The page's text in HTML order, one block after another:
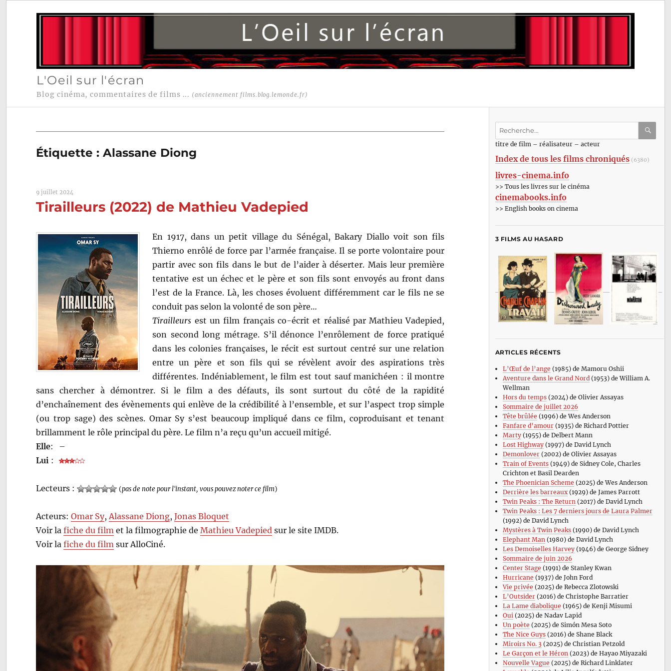
L'Oeil sur l'écran
Blog cinéma, commentaires de films ... (anciennement films.blog.lemonde.fr)
Étiquette :Alassane Diong
9 juillet 2024
Tirailleurs (2022) de Mathieu Vadepied
En 1917, dans un petit village du Sénégal, Bakary Diallo voit son fils
Thierno enrôlé de force par l’armée française. Il se porte volontaire pour
partir avec son fils dans le but de l’aider à déserter. Mais leur première
tentative est un échec et le père et son fils sont envoyés au front dans
l’est de la France. Là, les choses évoluent différemment car le fils ne se
conduit pas selon la volonté de son père…
Tirailleurs est un film français co-écrit et réalisé par Mathieu Vadepied,
son second long métrage. S’il dénonce l’enrôlement de force pratiqué
dans les colonies françaises, le récit est surtout centré sur une relation
entre un père et son fils qui se révèlent avoir des aspirations très
différentes. Indéniablement, le film est tout sauf manichéen : il montre
sans chercher à démontrer. Si le film a des défauts, ils sont surtout du côté de la rapidité
d’enchaînement des évènements qui enlève de la crédibilité à l’ensemble, et sur l’aspect trop simple
(ou trop sage) des scènes. Omar Sy s’est beaucoup impliqué dans ce film, coproduisant et tenant
brillamment le rôle principal du père. Le film n’a reçu qu’un accueil mitigé.
Elle:
–
Lui :
Lecteurs : (pas de note pour l'instant, vous pouvez noter ce film)
Acteurs:Omar Sy, Alassane Diong,Jonas Bloquet
Voir lafiche du film et la filmographie deMathieu Vadepied sur le site IMDB.
Voir lafiche du film sur AlloCiné.
Recherche
:titre de film – réalisateur – acteur
Index de tous les films chroniqués (6380)
livres-cinema.info
>> Tous les livres sur le cinéma
cinemabooks.info
>> English books on cinema
3 FILMS AU HASARD
ARTICLES RÉCENTS
L’Œuf de l’ange (1985) de Mamoru Oshii
Aventure dans le Grand Nord(1953) de William A.
Wellman
Hors du temps(2024) de Olivier Assayas
Sommaire de juillet 2026
Tête brûlée (1996) de Wes Anderson
Fanfare d’amour(1935) de Richard Pottier
Marty(1955) de Delbert Mann
Lost Highway(1997) de David Lynch
Demonlover(2002) de Olivier Assayas
Train of Events(1949) de Sidney Cole, Charles
Crichton et Basil Dearden
The Phoenician Scheme (2025) de Wes Anderson
Derrière les barreaux(1929) de James Parrott
Twin Peaks : The Return(2017) de David Lynch
Twin Peaks : Les 7 derniers jours de Laura Palmer
(1992) de David Lynch
Mystères à Twin Peaks(1990) de David Lynch
Elephant Man(1980) de David Lynch
Les Demoiselles Harvey(1946) de George Sidney
Sommaire de juin 2026
Center Stage (1991) de Stanley Kwan
Hurricane (1937) de John Ford
Vie privée (2025) de Rebecca Zlotowski
L’Outsider(2016) de Christophe Barratier
La Lame diabolique (1965) de Kenji Misumi
Oui(2025) de Nadav Lapid
Un poète (2025) de Simón Mesa Soto
The Nice Guys(2016) de Shane Black
Miroirs No. 3 (2025) de Christian Petzold
Le Garçon et le Héron(2023) de Hayao Miyazaki
Nouvelle Vague (2025) de Richard Linklater